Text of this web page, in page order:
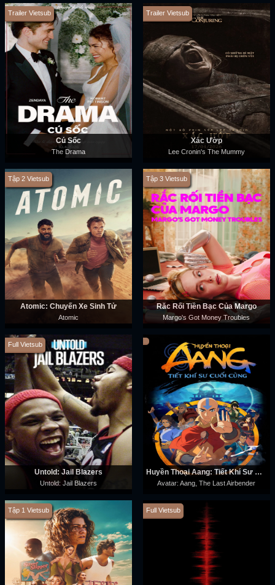
Trailer Vietsub
Cú Sốc
The Drama
Trailer Vietsub
Xác Ướp
Lee Cronin's The Mummy
Tập 2 Vietsub
Atomic: Chuyến Xe Sinh Tử
Atomic
Tập 3 Vietsub
Rắc Rối Tiền Bạc Của Margo
Margo's Got Money Troubles
Full Vietsub
Untold: Jail Blazers
Untold: Jail Blazers
Huyền Thoại Aang: Tiết Khí Sư Cuối Cùng
Avatar: Aang, The Last Airbender
Tập 1 Vietsub Full Vietsub